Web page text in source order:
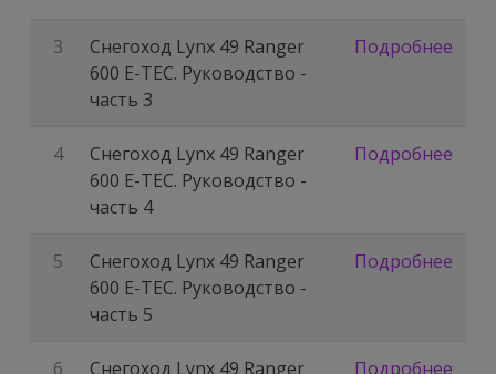
3
Снегоход Lynx 49 Ranger
600 E-TEC. Руководство -
часть 3
Подробнее
4
Снегоход Lynx 49 Ranger
600 E-TEC. Руководство -
часть 4
Подробнее
5
Снегоход Lynx 49 Ranger
600 E-TEC. Руководство -
часть 5
Подробнее
6 Снегоход Lynx 49 Ranger Подробнее